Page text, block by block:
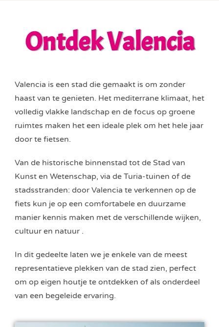
Ontdek Valencia
Valencia is een stad die gemaakt is om zonder
haast van te genieten. Het mediterrane klimaat, het
volledig vlakke landschap en de focus op groene
ruimtes maken het een ideale plek om het hele jaar
door te fietsen.
Van de historische binnenstad tot de Stad van
Kunst en Wetenschap, via de Turia-tuinen of de
stadsstranden: door Valencia te verkennen op de
fiets kun je op een comfortabele en duurzame
manier kennis maken met de verschillende wijken,
cultuur en natuur .
In dit gedeelte laten we je enkele van de meest
representatieve plekken van de stad zien, perfect
om op eigen houtje te ontdekken of als onderdeel
van een begeleide ervaring.